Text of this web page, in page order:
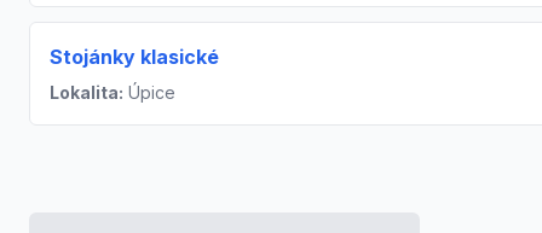
Stojánky klasické
Lokalita: Úpice